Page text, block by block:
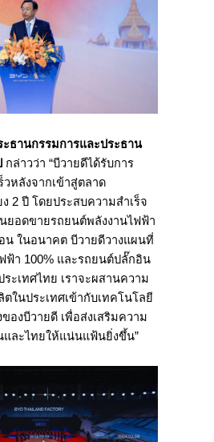
ธานกรรมการและประธาน
กล่าวว่า “บีวายดีได้รับการ
วหลังจากเข้าสู่ตลาด
2 ปี โดยประสบความสำเร็จ
ยอดขายรถยนต์พลังงานไฟฟ้า
น ในอนาคต บีวายดีวางแผนที่
ฟ้า 100% และรถยนต์ปลั๊กอิน
ะเทศไทย เราจะผสานความ
ตในประเทศเข้ากับเทคโนโลยี
องบีวายดี เพื่อส่งเสริมความ
ละไทยให้แน่นแฟ้นยิ่งขึ้น”